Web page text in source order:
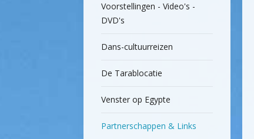
Voorstellingen - Video's -
DVD's
Dans-cultuurreizen
De Tarablocatie
Venster op Egypte
Partnerschappen & Links